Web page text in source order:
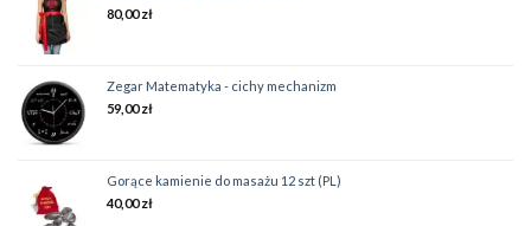
80,00zł
Zegar Matematyka - cichy mechanizm
59,00zł
Gorące kamienie do masażu 12 szt (PL)
40,00zł